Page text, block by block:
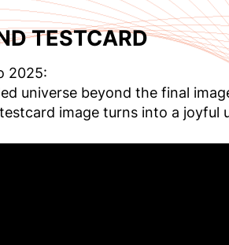
TESTCARD
2025:
universe beyond the final
image turns into a joyful